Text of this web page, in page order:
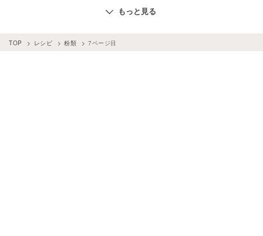
もっと見る
TOP レシピ 粉類 7ページ目